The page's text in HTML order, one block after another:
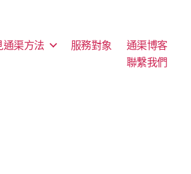
通渠方法 服務對象
通渠博客
聯繫我們